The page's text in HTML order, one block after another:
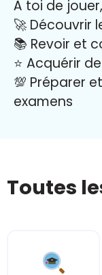
À toi de
🚀 Découvrir
📚 Revoir et
⭐️ Acquérir
💯 Préparer
examens
Toutes